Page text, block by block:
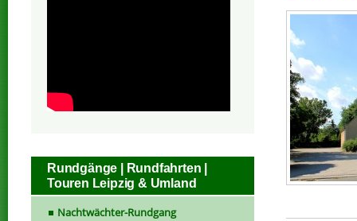
Rundgänge | Rundfahrten |
Touren Leipzig & Umland
Nachtwächter-Rundgang